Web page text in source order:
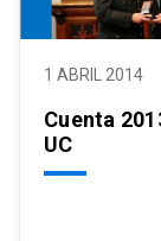
1 ABRIL 2014
Cuenta
UC